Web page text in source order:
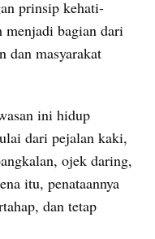
prinsip kehati-
menjadi bagian dari
dan masyarakat
ini hidup
dari pejalan kaki,
ojek daring,
itu, penataannya
dan tetap